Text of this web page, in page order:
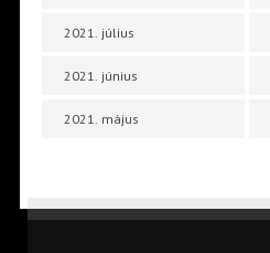
2021. július
2021. június
2021. május